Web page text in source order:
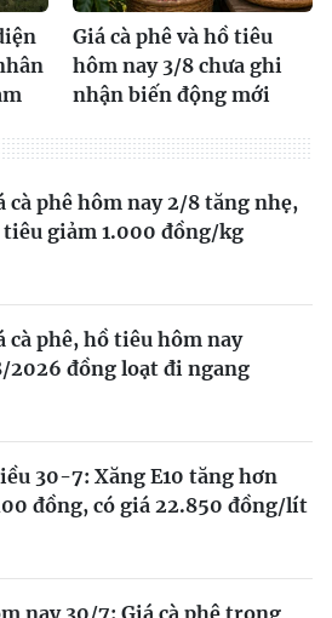
Giá cà phê và hồ tiêu
hôm nay 3/8 chưa ghi
nhận biến động mới
cà phê hôm nay 2/8 tăng nhẹ,
tiêu giảm 1.000 đồng/kg
cà phê, hồ tiêu hôm nay
2026 đồng loạt đi ngang
30-7: Xăng E10 tăng hơn
đồng, có giá 22.850 đồng/lít
nay 30/7: Giá cà phê trong